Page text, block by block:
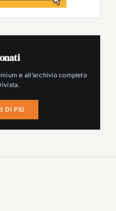
e all’archivio completo
DI PIÙ